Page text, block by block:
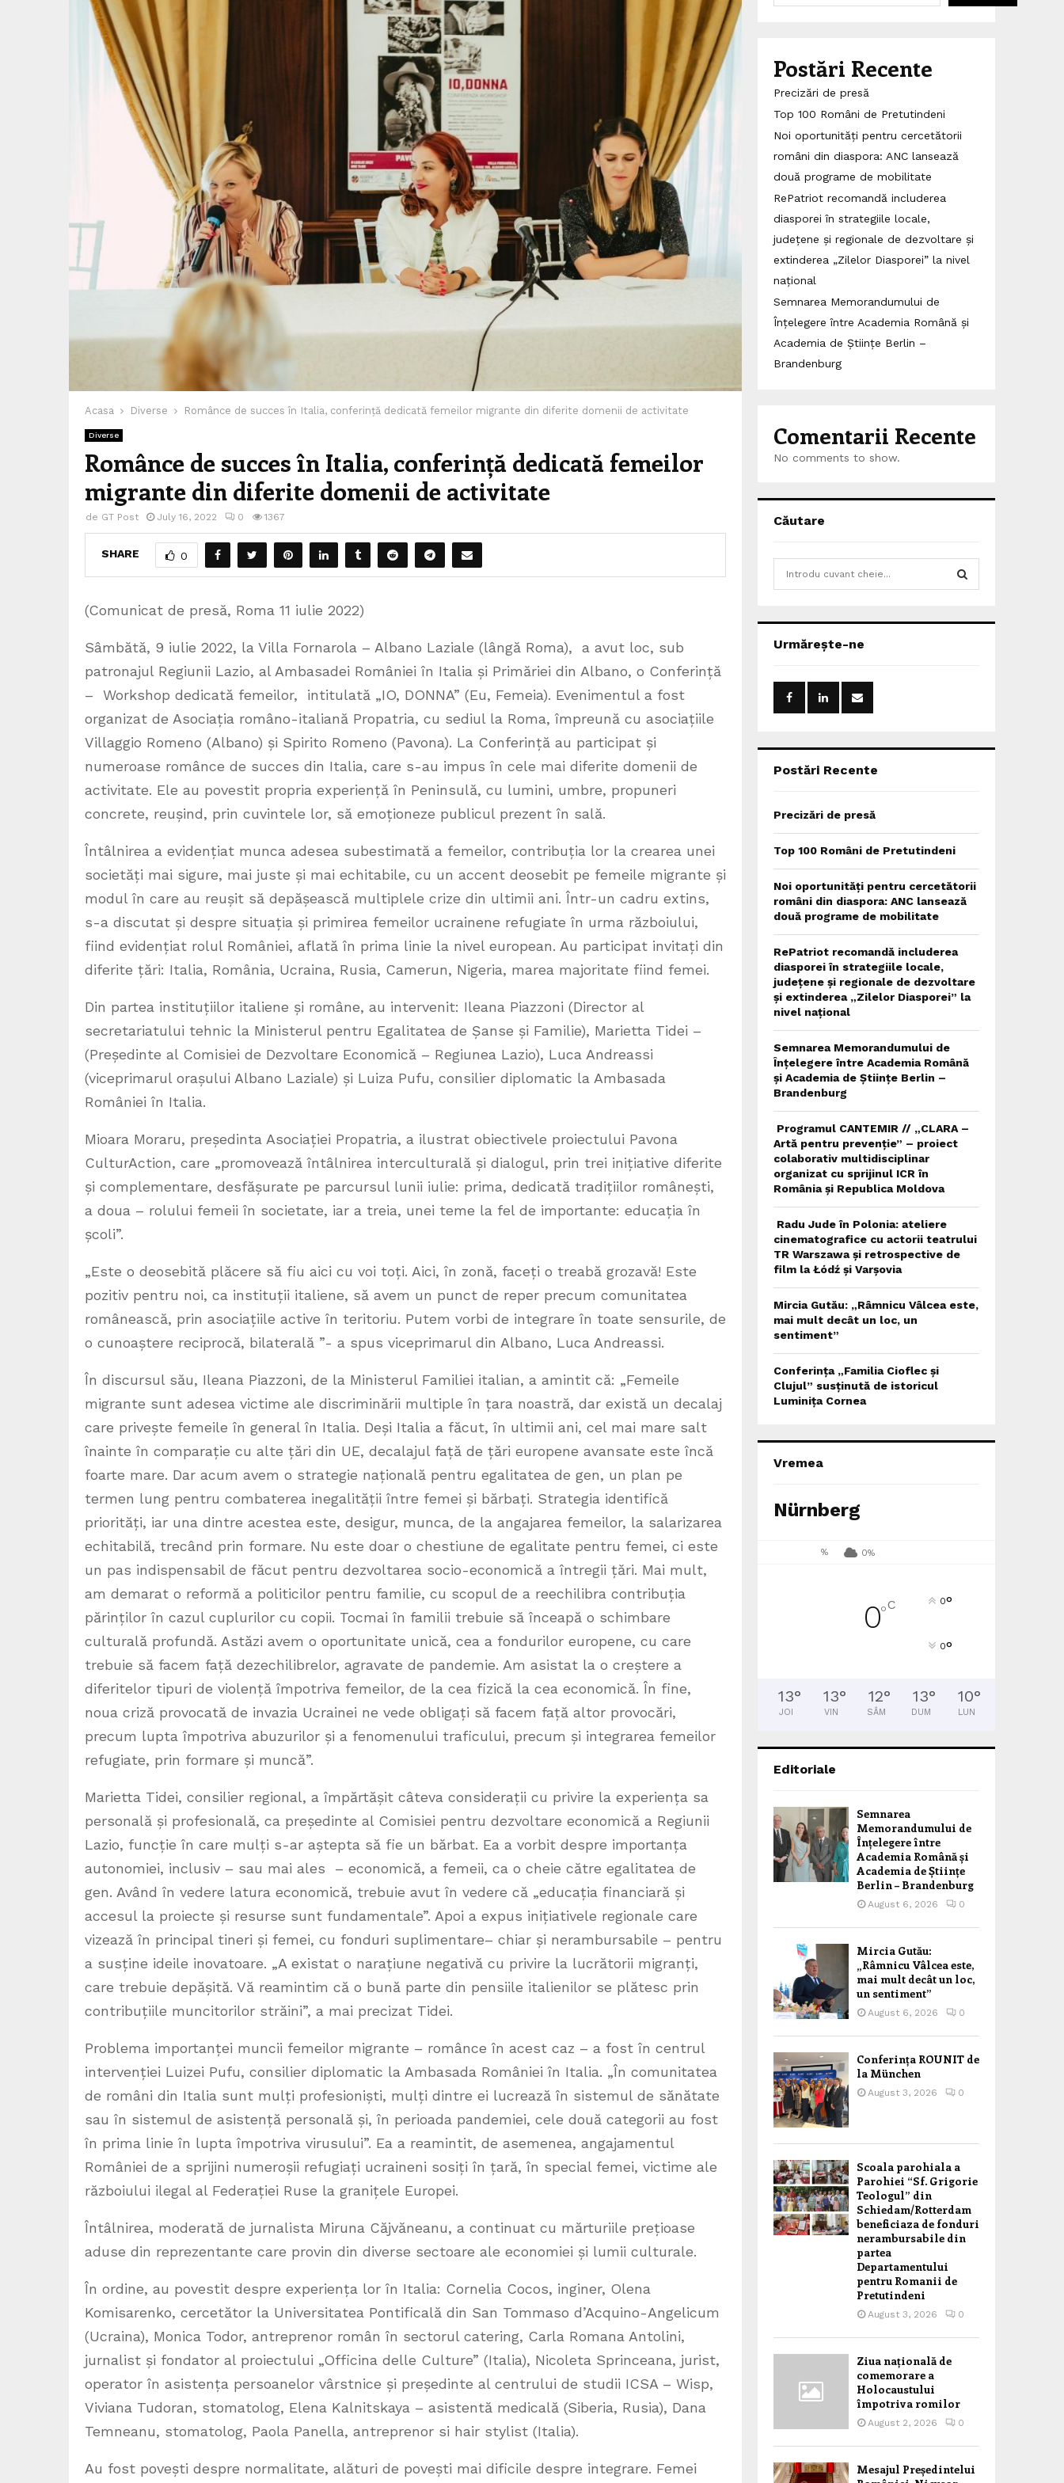
Acasa Diverse Românce de succes în Italia, conferință dedicată femeilor migrante din diferite domenii de activitate
Diverse
Românce de succes în Italia, conferință dedicată femeilor
migrante din diferite domenii de activitate
de GT Post July 16, 2022 0 1367
SHARE 0
(Comunicat de presă, Roma 11 iulie 2022)
Sâmbătă, 9 iulie 2022, la Villa Fornarola – Albano Laziale (lângă Roma), a avut loc, sub
patronajul Regiunii Lazio, al Ambasadei României în Italia și Primăriei din Albano, o Conferință
– Workshop dedicată femeilor, intitulată „IO, DONNA” (Eu, Femeia). Evenimentul a fost
organizat de Asociația româno-italiană Propatria, cu sediul la Roma, împreună cu asociațiile
Villaggio Romeno (Albano) și Spirito Romeno (Pavona). La Conferință au participat și
numeroase românce de succes din Italia, care s-au impus în cele mai diferite domenii de
activitate. Ele au povestit propria experiență în Peninsulă, cu lumini, umbre, propuneri
concrete, reușind, prin cuvintele lor, să emoționeze publicul prezent în sală.
Întâlnirea a evidențiat munca adesea subestimată a femeilor, contribuția lor la crearea unei
societăți mai sigure, mai juste și mai echitabile, cu un accent deosebit pe femeile migrante și
modul în care au reușit să depășească multiplele crize din ultimii ani. Într-un cadru extins,
s-a discutat și despre situația și primirea femeilor ucrainene refugiate în urma războiului,
fiind evidențiat rolul României, aflată în prima linie la nivel european. Au participat invitați din
diferite țări: Italia, România, Ucraina, Rusia, Camerun, Nigeria, marea majoritate fiind femei.
Din partea instituțiilor italiene și române, au intervenit: Ileana Piazzoni (Director al
secretariatului tehnic la Ministerul pentru Egalitatea de Șanse și Familie), Marietta Tidei –
(Președinte al Comisiei de Dezvoltare Economică – Regiunea Lazio), Luca Andreassi
(viceprimarul orașului Albano Laziale) și Luiza Pufu, consilier diplomatic la Ambasada
României în Italia.
Mioara Moraru, președinta Asociației Propatria, a ilustrat obiectivele proiectului Pavona
CulturAction, care „promovează întâlnirea interculturală și dialogul, prin trei inițiative diferite
și complementare, desfășurate pe parcursul lunii iulie: prima, dedicată tradițiilor românești,
a doua – rolului femeii în societate, iar a treia, unei teme la fel de importante: educația în
școli”.
„Este o deosebită plăcere să fiu aici cu voi toți. Aici, în zonă, faceți o treabă grozavă! Este
pozitiv pentru noi, ca instituții italiene, să avem un punct de reper precum comunitatea
românească, prin asociațiile active în teritoriu. Putem vorbi de integrare în toate sensurile, de
o cunoaștere reciprocă, bilaterală ”- a spus viceprimarul din Albano, Luca Andreassi.
În discursul său, Ileana Piazzoni, de la Ministerul Familiei italian, a amintit că: „Femeile
migrante sunt adesea victime ale discriminării multiple în țara noastră, dar există un decalaj
care privește femeile în general în Italia. Deși Italia a făcut, în ultimii ani, cel mai mare salt
înainte în comparație cu alte țări din UE, decalajul față de țări europene avansate este încă
foarte mare. Dar acum avem o strategie națională pentru egalitatea de gen, un plan pe
termen lung pentru combaterea inegalității între femei și bărbați. Strategia identifică
priorități, iar una dintre acestea este, desigur, munca, de la angajarea femeilor, la salarizarea
echitabilă, trecând prin formare. Nu este doar o chestiune de egalitate pentru femei, ci este
un pas indispensabil de făcut pentru dezvoltarea socio-economică a întregii țări. Mai mult,
am demarat o reformă a politicilor pentru familie, cu scopul de a reechilibra contribuția
părinților în cazul cuplurilor cu copii. Tocmai în familii trebuie să înceapă o schimbare
culturală profundă. Astăzi avem o oportunitate unică, cea a fondurilor europene, cu care
trebuie să facem față dezechilibrelor, agravate de pandemie. Am asistat la o creștere a
diferitelor tipuri de violență împotriva femeilor, de la cea fizică la cea economică. În fine,
noua criză provocată de invazia Ucrainei ne vede obligați să facem față altor provocări,
precum lupta împotriva abuzurilor și a fenomenului traficului, precum și integrarea femeilor
refugiate, prin formare și muncă”.
Marietta Tidei, consilier regional, a împărtășit câteva considerații cu privire la experiența sa
personală și profesională, ca președinte al Comisiei pentru dezvoltare economică a Regiunii
Lazio, funcție în care mulți s-ar aștepta să fie un bărbat. Ea a vorbit despre importanța
autonomiei, inclusiv – sau mai ales – economică, a femeii, ca o cheie către egalitatea de
gen. Având în vedere latura economică, trebuie avut în vedere că „educația financiară și
accesul la proiecte și resurse sunt fundamentale”. Apoi a expus inițiativele regionale care
vizează în principal tineri și femei, cu fonduri suplimentare– chiar și nerambursabile – pentru
a susține ideile inovatoare. „A existat o narațiune negativă cu privire la lucrătorii migranți,
care trebuie depășită. Vă reamintim că o bună parte din pensiile italienilor se plătesc prin
contribuțiile muncitorilor străini”, a mai precizat Tidei.
Problema importanței muncii femeilor migrante – românce în acest caz – a fost în centrul
intervenției Luizei Pufu, consilier diplomatic la Ambasada României în Italia. „În comunitatea
de români din Italia sunt mulți profesioniști, mulți dintre ei lucrează în sistemul de sănătate
sau în sistemul de asistență personală și, în perioada pandemiei, cele două categorii au fost
în prima linie în lupta împotriva virusului”. Ea a reamintit, de asemenea, angajamentul
României de a sprijini numeroșii refugiați ucraineni sosiți în țară, în special femei, victime ale
războiului ilegal al Federației Ruse la granițele Europei.
Întâlnirea, moderată de jurnalista Miruna Căjvăneanu, a continuat cu mărturiile prețioase
aduse din reprezentante care provin din diverse sectoare ale economiei și lumii culturale.
În ordine, au povestit despre experiența lor în Italia: Cornelia Cocos, inginer, Olena
Komisarenko, cercetător la Universitatea Pontificală din San Tommaso d’Acquino-Angelicum
(Ucraina), Monica Todor, antreprenor român în sectorul catering, Carla Romana Antolini,
jurnalist și fondator al proiectului „Officina delle Culture” (Italia), Nicoleta Sprinceana, jurist,
operator în asistența persoanelor vârstnice și președinte al centrului de studii ICSA – Wisp,
Viviana Tudoran, stomatolog, Elena Kalnitskaya – asistentă medicală (Siberia, Rusia), Dana
Temneanu, stomatolog, Paola Panella, antreprenor si hair stylist (Italia).
Au fost povești despre normalitate, alături de povești mai dificile despre integrare. Femei
Postări Recente
Precizări de presă
Top 100 Români de Pretutindeni
Noi oportunități pentru cercetătorii
români din diaspora: ANC lansează
două programe de mobilitate
RePatriot recomandă includerea
diasporei în strategiile locale,
județene și regionale de dezvoltare și
extinderea „Zilelor Diasporei” la nivel
național
Semnarea Memorandumului de
Înțelegere între Academia Română și
Academia de Științe Berlin –
Brandenburg
Comentarii Recente
No comments to show.
Căutare
h
o
:
Urmărește-ne
Postări Recente
Precizări de presă
Top 100 Români de Pretutindeni
Noi oportunități pentru cercetătorii
români din diaspora: ANC lansează
două programe de mobilitate
RePatriot recomandă includerea
diasporei în strategiile locale,
județene și regionale de dezvoltare
și extinderea „Zilelor Diasporei” la
nivel național
Semnarea Memorandumului de
Înțelegere între Academia Română
și Academia de Științe Berlin –
Brandenburg
Programul CANTEMIR // „CLARA –
Artă pentru prevenție” – proiect
colaborativ multidisciplinar
organizat cu sprijinul ICR în
România și Republica Moldova
Radu Jude în Polonia: ateliere
cinematografice cu actorii teatrului
TR Warszawa și retrospective de
film la Łódź și Varșovia
Mircia Gutău: „Râmnicu Vâlcea este,
mai mult decât un loc, un
sentiment”
Conferința „Familia Cioflec și
Clujul” susținută de istoricul
Luminița Cornea
Vremea
Nürnberg
% 0%
0°C 0°
0°
13°
JOI
13°
VIN
12°
SÂM
13°
DUM
10°
LUN
Editoriale
Semnarea
Memorandumului de
Înțelegere între
Academia Română și
Academia de Științe
Berlin – Brandenburg
August 6, 2026 0
Mircia Gutău:
„Râmnicu Vâlcea este,
mai mult decât un loc,
un sentiment”
August 6, 2026 0
Conferința ROUNIT de
la München
August 3, 2026 0
Scoala parohiala a
Parohiei “Sf. Grigorie
Teologul” din
Schiedam/Rotterdam
beneficiaza de fonduri
nerambursabile din
partea
Departamentului
pentru Romanii de
Pretutindeni
August 3, 2026 0
Ziua națională de
comemorare a
Holocaustului
împotriva romilor
August 2, 2026 0
Mesajul Președintelui